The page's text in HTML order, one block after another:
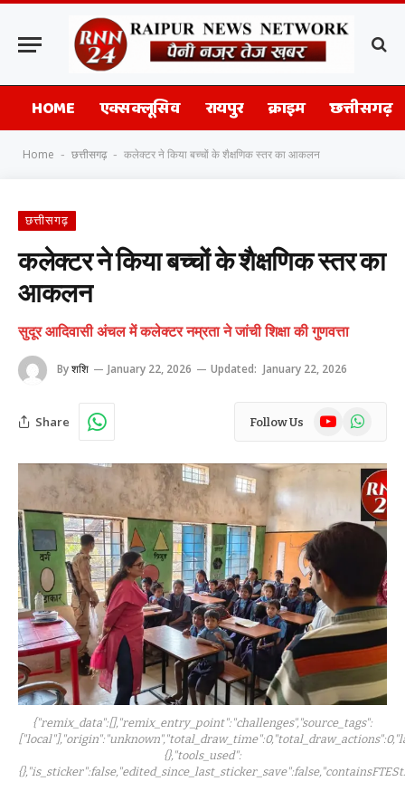
HOME एक्सक्लूसिव रायपुर क्राइम छत्तीसगढ़
Home - छत्तीसगढ़ - कलेक्टर ने किया बच्चों के शैक्षणिक स्तर का आकलन
छत्तीसगढ़
कलेक्टर ने किया बच्चों के शैक्षणिक स्तर का
आकलन
सुदूर आदिवासी अंचल में कलेक्टर नम्रता ने जांची शिक्षा की गुणवत्ता
Byशशि January 22, 2026 Updated: January 22, 2026
Share Follow Us YouTubeWhatsApp
{"remix_data":[],"remix_entry_point":"challenges","source_tags":
{},"tools_used":